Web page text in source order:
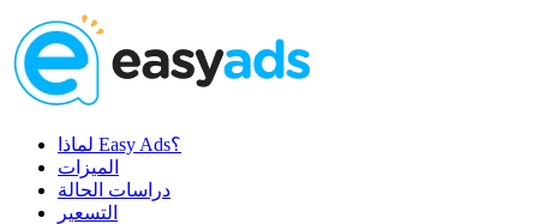
لماذا Easy Ads؟
الميزات
دراسات الحالة
التسعير